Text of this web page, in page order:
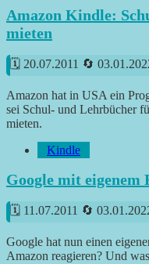
Amazon Kindle:
mieten
20.07.2011
Amazon hat in USA ein
sei Schul- und Lehrbücher
mieten.
Kindle
Google mit eigenem
11.07.2011
Google hat nun einen
Amazon reagieren? Und